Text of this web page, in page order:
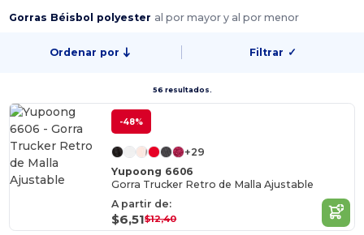
Gorras Béisbol polyester al por mayor y al por menor
Ordenar por Filtrar ✓
56 resultados.
-48%
+29
Yupoong 6606
Gorra Trucker Retro de Malla Ajustable
A partir de:
$6,51$12,40